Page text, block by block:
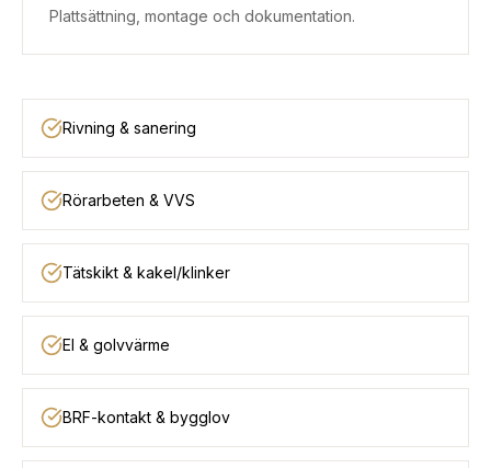
Plattsättning, montage och dokumentation.
Rivning & sanering
Rörarbeten & VVS
Tätskikt & kakel/klinker
El & golvvärme
BRF-kontakt & bygglov